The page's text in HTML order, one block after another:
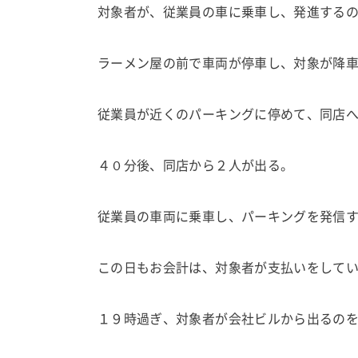
対象者が、従業員の車に乗車し、発進する
ラーメン屋の前で車両が停車し、対象が降
従業員が近くのパーキングに停めて、同店
４０分後、同店から２人が出る。
従業員の車両に乗車し、パーキングを発信
この日もお会計は、対象者が支払いをして
１９時過ぎ、対象者が会社ビルから出るの